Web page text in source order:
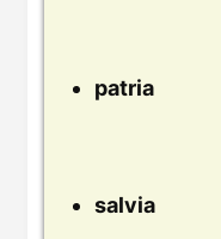
patria
salvia